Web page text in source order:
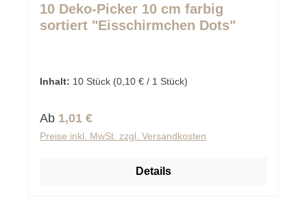
10 Deko-Picker 10 cm farbig
sortiert "Eisschirmchen Dots"
Inhalt: 10 Stück (0,10 € / 1 Stück)
Regulärer Preis:
Ab 1,01 €
Preise inkl. MwSt. zzgl. Versandkosten
Details